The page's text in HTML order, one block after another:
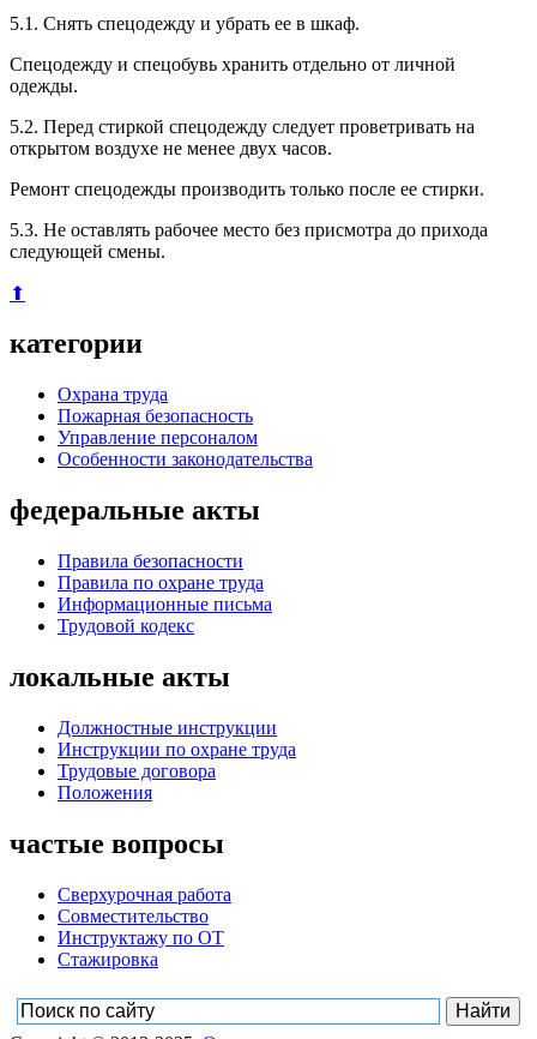
5.1. Снять спецодежду и убрать ее в шкаф.
Спецодежду и спецобувь хранить отдельно от личной
одежды.
5.2. Перед стиркой спецодежду следует проветривать на
открытом воздухе не менее двух часов.
Ремонт спецодежды производить только после ее стирки.
5.3. Не оставлять рабочее место без присмотра до прихода
следующей смены.
⬆
категории
Охрана труда
Пожарная безопасность
Управление персоналом
Особенности законодательства
федеральные акты
Правила безопасности
Правила по охране труда
Информационные письма
Трудовой кодекс
локальные акты
Должностные инструкции
Инструкции по охране труда
Трудовые договора
Положения
частые вопросы
Сверхурочная работа
Совместительство
Инструктажу по ОТ
Стажировка